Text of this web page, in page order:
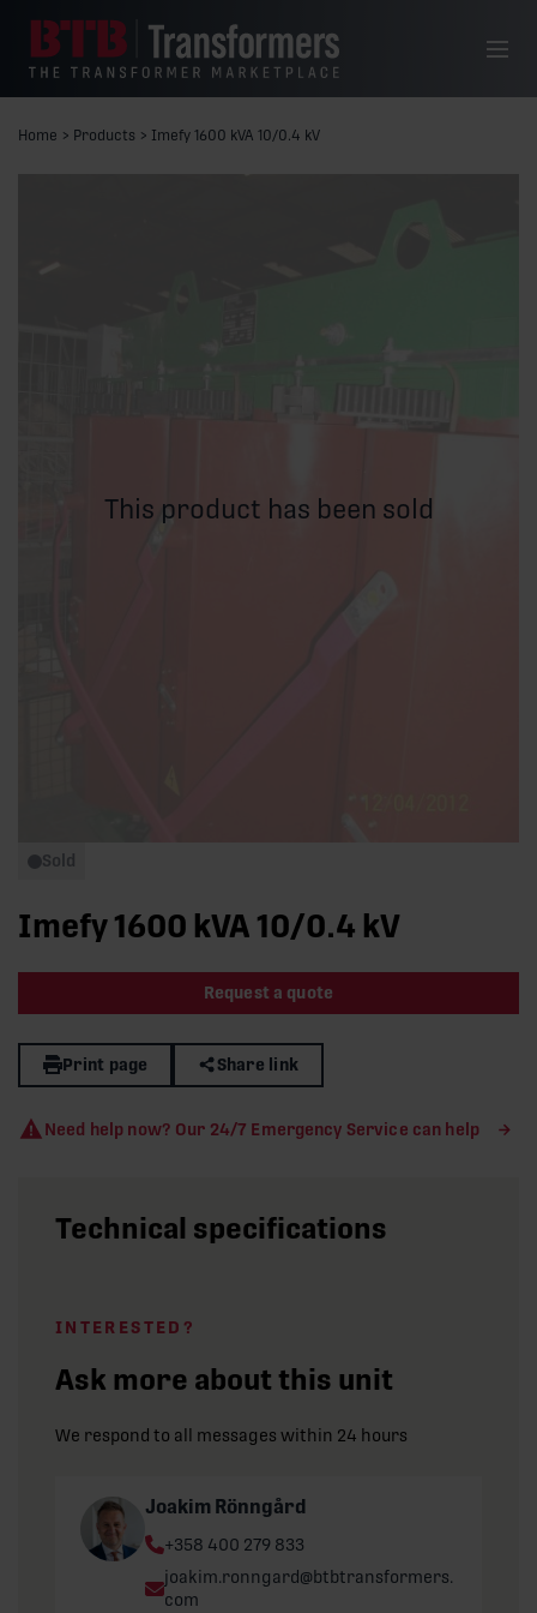
Menu
Home > Products > Imefy 1600 kVA 10/0.4 kV
This product has been sold
Sold
Imefy 1600 kVA 10/0.4 kV
Request a quote
Print page Share link
Need help now? Our 24/7 Emergency Service can help
Technical specifications
INTERESTED?
Ask more about this unit
We respond to all messages within 24 hours
Joakim Rönngård
Phone:
+358 400 279 833
Email:
joakim.ronngard@btbtransformers.
com